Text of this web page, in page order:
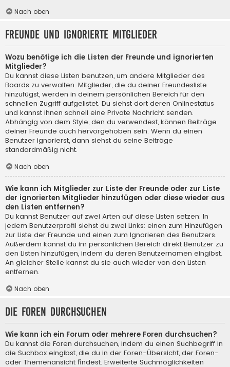
Nach oben
Freunde und ignorierte Mitglieder
Wozu benötige ich die Listen der Freunde und ignorierten
Mitglieder?
Du kannst diese Listen benutzen, um andere Mitglieder des
Boards zu verwalten. Mitglieder, die du deiner Freundesliste
hinzufügst, werden in deinem persönlichen Bereich für den
schnellen Zugriff aufgelistet. Du siehst dort deren Onlinestatus
und kannst ihnen schnell eine Private Nachricht senden.
Abhängig von dem Style, den du verwendest, können Beiträge
deiner Freunde auch hervorgehoben sein. Wenn du einen
Benutzer ignorierst, dann siehst du seine Beiträge
standardmäßig nicht.
Nach oben
Wie kann ich Mitglieder zur Liste der Freunde oder zur Liste
der ignorierten Mitglieder hinzufügen oder diese wieder aus
den Listen entfernen?
Du kannst Benutzer auf zwei Arten auf diese Listen setzen: In
jedem Benutzerprofil siehst du zwei Links: einen zum Hinzufügen
zur Liste der Freunde und einen zum Ignorieren des Benutzers.
Außerdem kannst du im persönlichen Bereich direkt Benutzer zu
den Listen hinzufügen, indem du deren Benutzernamen eingibst.
An gleicher Stelle kannst du sie auch wieder von den Listen
entfernen.
Nach oben
Die Foren durchsuchen
Wie kann ich ein Forum oder mehrere Foren durchsuchen?
Du kannst die Foren durchsuchen, indem du einen Suchbegriff in
die Suchbox eingibst, die du in der Foren-Übersicht, der Foren-
oder Themenansicht findest. Erweiterte Suchmöglichkeiten